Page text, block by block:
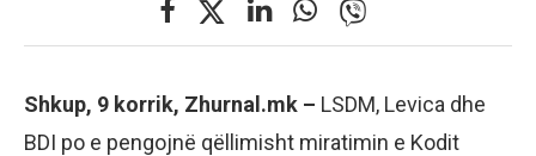
Shkup, 9 korrik, Zhurnal.mk – LSDM, Levica dhe
BDI po e pengojnë qëllimisht miratimin e Kodit